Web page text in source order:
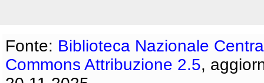
Fonte: Biblioteca Nazionale
Commons Attribuzione 2.5,